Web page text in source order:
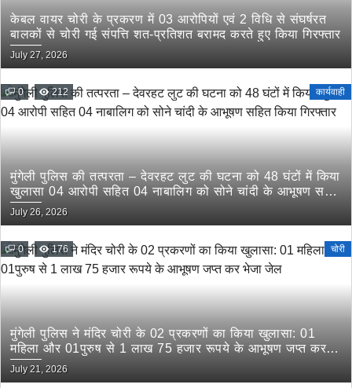
केबल वायर चोरी के प्रकरण में 03 आरोपियों एवं 2 विधि से संघर्षरत
बालकों से चोरी गई संपत्ति शत-प्रतिशत बरामद करते हुए किया गिरफ्तार
July 27, 2026
0 212 कार्यवाही
मुंगेली पुलिस की तत्परता – देवरहट लुट की घटना को 48 घंटों में किया
खुलासा 04 आरोपी सहित 04 नाबालिग को सोने चांदी के आभूषण सहित
किया गिरफ्तार
July 26, 2026
0 176 चोरी
मुंगेली पुलिस ने मंदिर चोरी के 02 प्रकरणों का किया खुलासा: 01
महिला और 01पुरुष से 1 लाख 75 हजार रूपये के आभूषण जप्त कर
भेजा जेल
July 21, 2026